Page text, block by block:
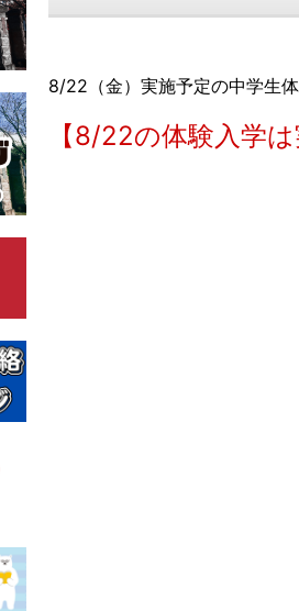
8/22（金）実施予定の中学生
【8/22の体験入学